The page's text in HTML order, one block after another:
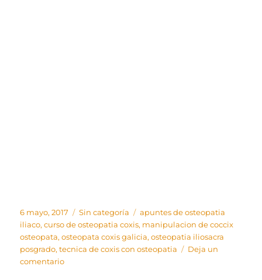
Publicado
el
6 mayo, 2017 Categorías
Sin categoría Etiquetas
apuntes de osteopatia
iliaco,curso de osteopatia coxis, manipulacion de coccix
osteopata,osteopata coxis galicia,osteopatia iliosacra
posgrado,tecnica de coxis con osteopatia
Deja un
comentarioen